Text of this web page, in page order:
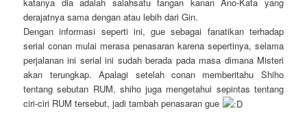
derajatnya sama dengan atau lebih dari Gin.
Dengan informasi seperti ini, gue sebagai fanatikan terhadap
serial conan mulai merasa penasaran karena sepertinya, selama
perjalanan ini serial ini sudah berada pada masa dimana Misteri
akan terungkap. Apalagi setelah conan memberitahu Shiho
tentang sebutan RUM, shiho juga mengetahui sepintas tentang
ciri-ciri RUM tersebut, jadi tambah penasaran gue